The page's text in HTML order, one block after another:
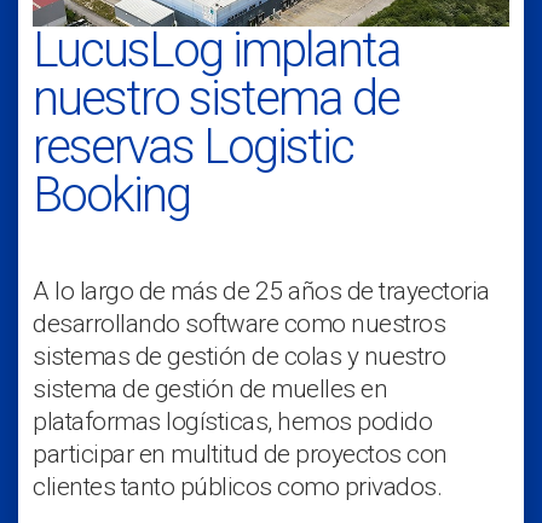
LucusLog implanta
nuestro sistema de
reservas Logistic
Booking
A lo largo de más de 25 años de trayectoria
desarrollando software como nuestros
sistemas de gestión de colas y nuestro
sistema de gestión de muelles en
plataformas logísticas, hemos podido
participar en multitud de proyectos con
clientes tanto públicos como privados.